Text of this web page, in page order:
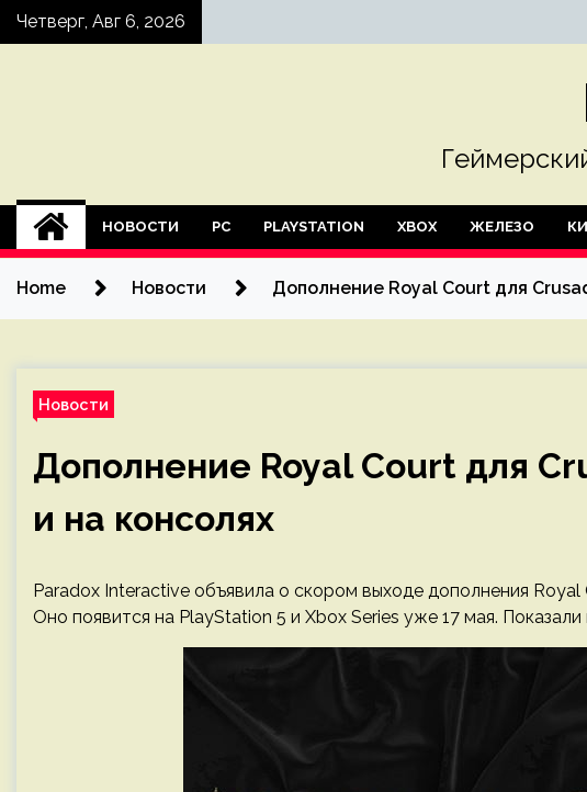
SkipЧетверг, Авг 6, 2026
НОВОСТИ PC PLAYSTATION XBOX ЖЕЛЕЗО
Home Новости Дополнение Royal Court для
Новости
Дополнение Royal Court для
и на консолях
Paradox Interactive объявила о скором выходе дополнения Royal
Оно появится на PlayStation 5 и Xbox Series уже 17 мая.